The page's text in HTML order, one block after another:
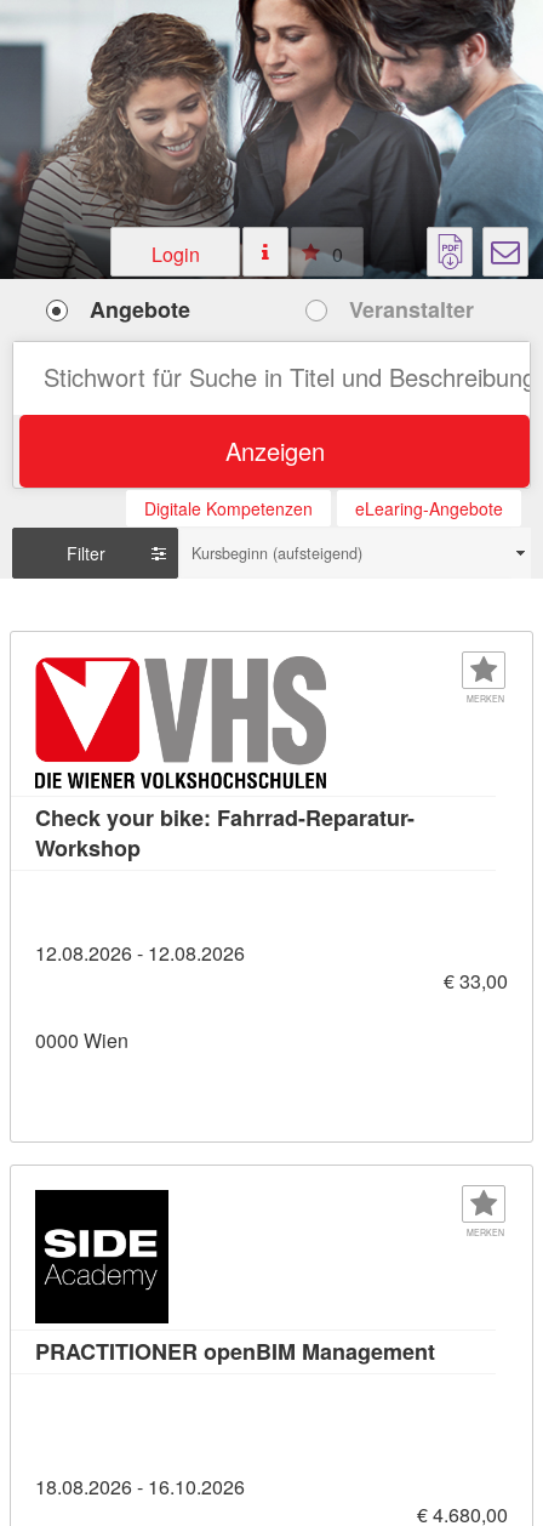
Login 0
Angebote Veranstalter
Anzeigen
Digitale Kompetenzen
eLearing-Angebote
Filter
Kursbeginn (aufsteigend)
MERKEN
Check your bike: Fahrrad-Reparatur-
WorkshopKursdetail: Check your bike: Fahrrad-
12.08.2026 - 12.08.2026
€ 33,00
0000 Wien
MERKEN
PRACTITIONER openBIM ManagementKursdetail:
18.08.2026 - 16.10.2026
€ 4.680,00